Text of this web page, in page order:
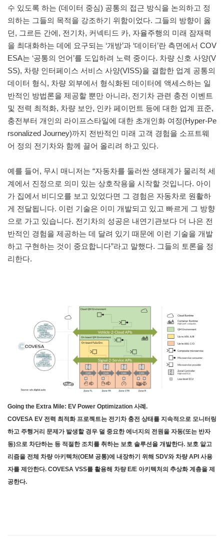
수 있도록 하는 (데이터 중심) 공통의 접근 방식을 논의하고 정
의하는 그들의 목적을 강조하기 위함이었다. 그들의 방향이 옳
던, 그르든 간에, 전기차, 커넥티드 카, 자율주행의 미래 잠재력
을 최대화하는 데에 요구되는 ‘개방’과 ‘데이터’란 측면에서 COV
ESA는 ‘공통의 언어’를 도입하려 노력 중이다. 차량 신호 사양(V
SS), 차량 인터페이스 서비스 사양(VISS)을 결합한 업계 공통의
데이터 형식, 차량 외부에서 형식화된 데이터에 액세스하는 일
반적인 방법론을 제공할 뿐만 아니라, 전기차 관련 충전 이벤트
및 전력 최적화, 차량 보안, 인카 페이먼트 등에 대한 업계 표준,
충전부터 개인의 라이프스타일에 대한 초개인화 여정(Hyper-Pe
rsonalized Journey)까지 전반적인 미래 고객 경험을 소프트웨
어 정의 전기차와 함께 끌어 올리려 하고 있다.
예를 들어, 무시 매니저는 “자동차를 둘러싼 생태계가 물리적 세
계에서 진정으로 의미 있는 상호작용을 시작할 것입니다. 아이
가 집에서 비디오를 보고 있었다면 그 경험은 자동차로 원활하
게 전달됩니다. 이런 기술은 이미 개발되고 있고 빠르게 그 방향
으로 가고 있습니다. 전기차의 성공은 내연기관보다 더 나은 전
반적인 경험을 제공하는 데 달려 있기 때문에 이런 기술을 개발
하고 구현하는 것이 중요합니다”라고 말했다. 그들의 토론을 정
리한다.
Going the Extra Mile: EV Power Optimization 사례.
COVESA EV 전력 최적화 프로젝트는 전기차 충전 상태를 지속적으로 모니터링
하고 주행거리 문제가 발생할 경우 덜 중요한 에너지의 전원을 자동(또는 반자
동)으로 차단하는 등 적절한 조치를 취하는 보호 솔루션을 개발한다. 보호 알고
리즘을 전체 차량 아키텍처(OEM 공통)에 내장하기 위해 SDV와 차량 API 사용
자를 제안한다. COVESA VSS를 활용해 차량 E/E 아키텍처의 추상화 계층을 제
공한다.